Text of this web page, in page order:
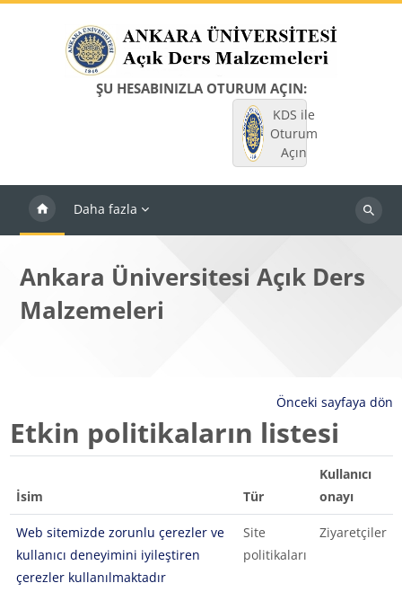
ŞU HESABINIZLA OTURUM AÇIN:
KDS ile
Oturum
Açın
Daha fazla
Dersleri
Ankara Üniversitesi Açık Ders
Malzemeleri
Önceki sayfaya dön
Etkin politikaların listesi
İsim Tür
Kullanıcı
onayı
Web sitemizde zorunlu çerezler ve
kullanıcı deneyimini iyileştiren
çerezler kullanılmaktadır
Site
politikaları
Ziyaretçiler